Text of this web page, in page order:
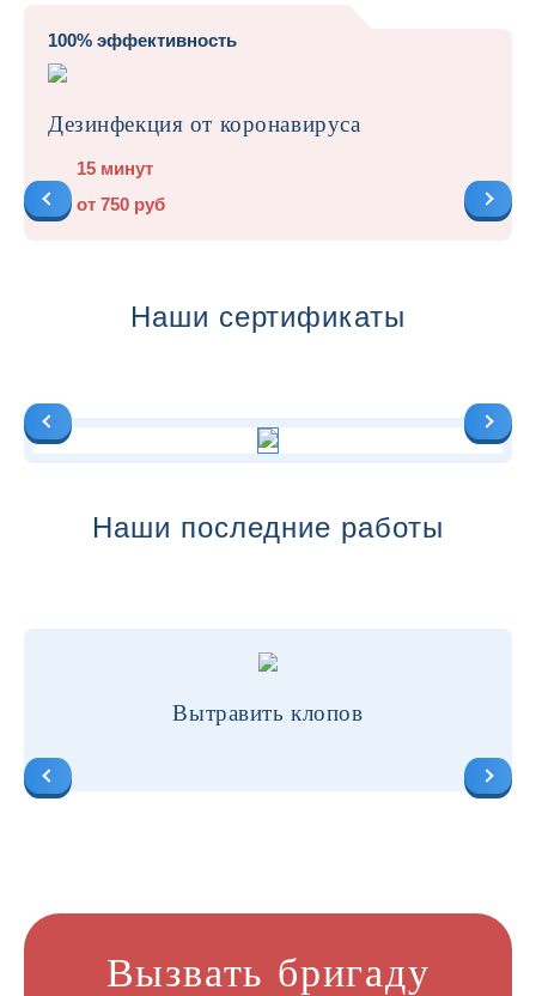
100% эффективность
Дезинфекция от коронавируса
15 минут
от 750 руб
Наши сертификаты
Наши последние работы
Вытравить клопов
Вызвать бригаду